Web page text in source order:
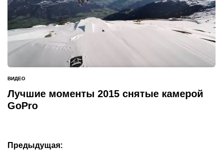
ОПУБЛИКОВАНО
В
ВИДЕО
Лучшие моменты 2015 снятые камерой
GoPro
Навигация
Предыдущая: